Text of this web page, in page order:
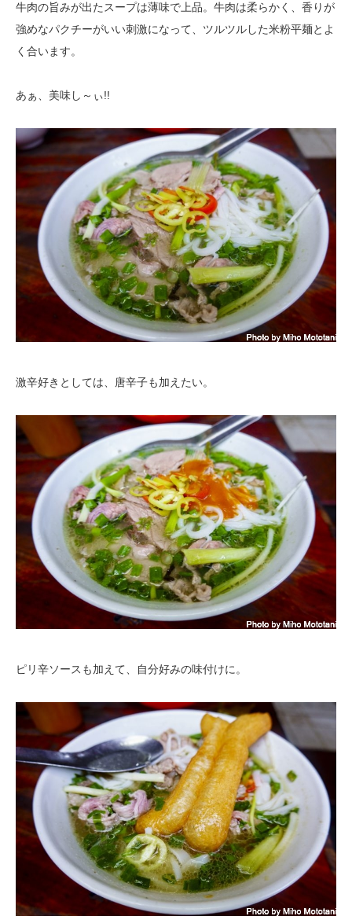
牛肉の旨みが出たスープは薄味で上品。牛肉は柔らかく、香りが
強めなパクチーがいい刺激になって、ツルツルした米粉平麺とよ
く合います。
あぁ、美味し～ぃ!!
激辛好きとしては、唐辛子も加えたい。
ピリ辛ソースも加えて、自分好みの味付けに。